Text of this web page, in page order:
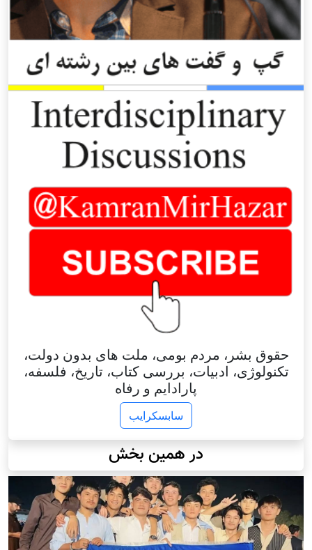
حقوق بشر، مردم بومی، ملت های بدون دولت،
تکنولوژی، ادبیات، بررسی کتاب، تاریخ، فلسفه،
پارادایم و رفاه
سابسکرایب
در همین بخش